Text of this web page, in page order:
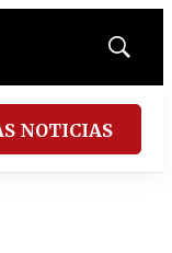
Mostrar
NOTICIAS